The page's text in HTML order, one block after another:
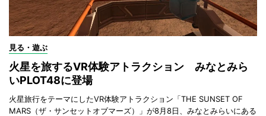
見る・遊ぶ
火星を旅するVR体験アトラクション みなとみら
いPLOT48に登場
火星旅行をテーマにしたVR体験アトラクション「THE SUNSET OF
MARS（ザ・サンセットオブマーズ）」が8月8日、みなとみらいにある